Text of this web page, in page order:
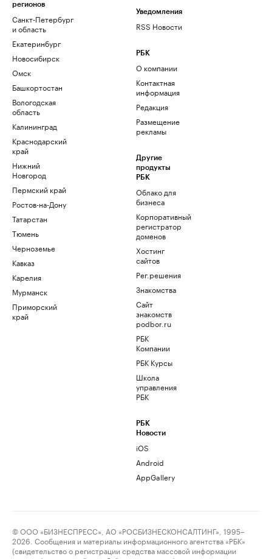
регионов
Санкт-Петербург
и область
Екатеринбург
Новосибирск
Омск
Башкортостан
Вологодская
область
Калининград
Краснодарский
край
Нижний
Новгород
Пермский край
Ростов-на-Дону
Татарстан
Тюмень
Черноземье
Кавказ
Карелия
Мурманск
Приморский
край
Уведомления
RSS Новости
РБК
О компании
Контактная
информация
Редакция
Размещение
рекламы
Другие
продукты
РБК
Облако для
бизнеса
Корпоративный
регистратор
доменов
Хостинг
сайтов
Рег.решения
Знакомства
Сайт
знакомств
podbor.ru
РБК
Компании
РБК Курсы
Школа
управления
РБК
РБК
Новости
iOS
Android
AppGallery
© ООО «БИЗНЕСПРЕСС», АО «РОСБИЗНЕСКОНСАЛТИНГ», 1995–
2026. Сообщения и материалы информационного агентства «РБК»
(свидетельство о регистрации средства массовой информации